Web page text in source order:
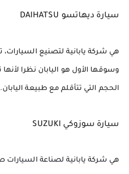
سيارة ديهاتسو DAIHATSU
الحجم التي تتأقلم مع طبيعة اليابان.
سيارة سوزوكي SUZUKI